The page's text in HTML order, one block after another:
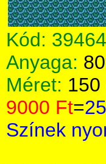
Kód: 39464
Anyaga:
Méret:
9000 Ft=
Színek